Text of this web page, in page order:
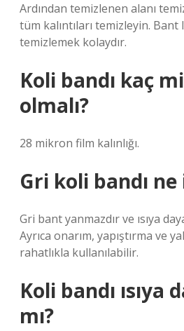
Ardından temizlenen alanı
tüm kalıntıları temizleyin. Bant
temizlemek kolaydır.
Koli bandı kaç
olmalı?
28 mikron film kalınlığı.
Gri koli bandı
Gri bant yanmazdır ve ısıya
Ayrıca onarım, yapıştırma ve
rahatlıkla kullanılabilir.
Koli bandı ısıya
mı?